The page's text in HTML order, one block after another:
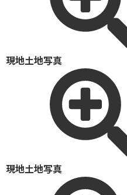
現地土地写真
現地土地写真